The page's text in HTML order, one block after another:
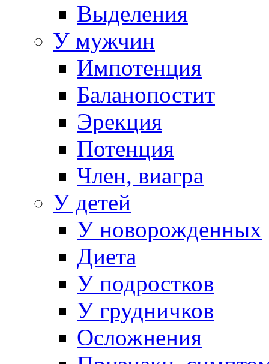
Выделения
У мужчин
Импотенция
Баланопостит
Эрекция
Потенция
Член, виагра
У детей
У новорожденных
Диета
У подростков
У грудничков
Осложнения